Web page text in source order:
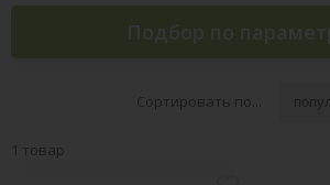
Подбор по
Сортировать по...
1 товар